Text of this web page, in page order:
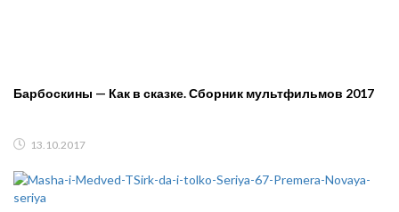
Барбоскины — Как в сказке. Сборник мультфильмов 2017
13.10.2017